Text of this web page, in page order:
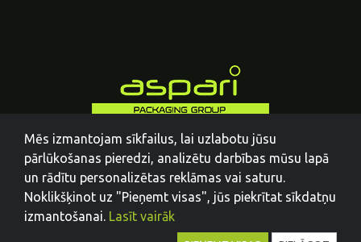
Mēs izmantojam sīkfailus, lai uzlabotu jūsu
pārlūkošanas pieredzi, analizētu darbības mūsu lapā
un rādītu personalizētas reklāmas vai saturu.
Noklikšķinot uz "Pieņemt visas", jūs piekrītat sīkdatņu
izmantošanai. Lasīt vairāk